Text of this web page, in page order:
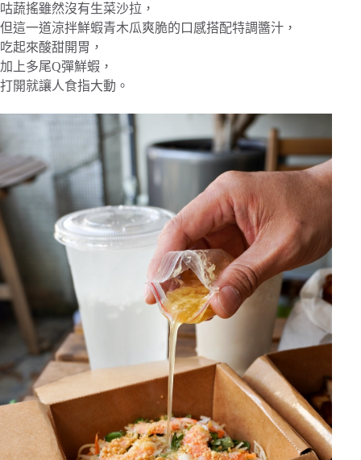
咕蔬搖雖然沒有生菜沙拉，
但這一道涼拌鮮蝦青木瓜爽脆的口感搭配特調醬汁，
吃起來酸甜開胃，
加上多尾Q彈鮮蝦，
打開就讓人食指大動。